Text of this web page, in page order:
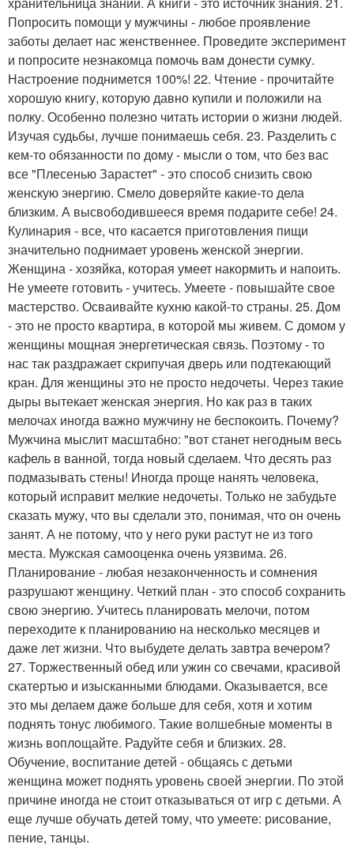
Попросить помощи у мужчины - любое проявление
заботы делает нас женственнее. Проведите эксперимент
и попросите незнакомца помочь вам донести сумку.
Настроение поднимется 100%! 22. Чтение - прочитайте
хорошую книгу, которую давно купили и положили на
полку. Особенно полезно читать истории о жизни людей.
Изучая судьбы, лучше понимаешь себя. 23. Разделить с
кем-то обязанности по дому - мысли о том, что без вас
все "Плесенью Зарастет" - это способ снизить свою
женскую энергию. Смело доверяйте какие-то дела
близким. А высвободившееся время подарите себе! 24.
Кулинария - все, что касается приготовления пищи
значительно поднимает уровень женской энергии.
Женщина - хозяйка, которая умеет накормить и напоить.
Не умеете готовить - учитесь. Умеете - повышайте свое
мастерство. Осваивайте кухню какой-то страны. 25. Дом
- это не просто квартира, в которой мы живем. С домом у
женщины мощная энергетическая связь. Поэтому - то
нас так раздражает скрипучая дверь или подтекающий
кран. Для женщины это не просто недочеты. Через такие
дыры вытекает женская энергия. Но как раз в таких
мелочах иногда важно мужчину не беспокоить. Почему?
Мужчина мыслит масштабно: "вот станет негодным весь
кафель в ванной, тогда новый сделаем. Что десять раз
подмазывать стены! Иногда проще нанять человека,
который исправит мелкие недочеты. Только не забудьте
сказать мужу, что вы сделали это, понимая, что он очень
занят. А не потому, что у него руки растут не из того
места. Мужская самооценка очень уязвима. 26.
Планирование - любая незаконченность и сомнения
разрушают женщину. Четкий план - это способ сохранить
свою энергию. Учитесь планировать мелочи, потом
переходите к планированию на несколько месяцев и
даже лет жизни. Что выбудете делать завтра вечером?
27. Торжественный обед или ужин со свечами, красивой
скатертью и изысканными блюдами. Оказывается, все
это мы делаем даже больше для себя, хотя и хотим
поднять тонус любимого. Такие волшебные моменты в
жизнь воплощайте. Радуйте себя и близких. 28.
Обучение, воспитание детей - общаясь с детьми
женщина может поднять уровень своей энергии. По этой
причине иногда не стоит отказываться от игр с детьми. А
еще лучше обучать детей тому, что умеете: рисование,
пение, танцы.